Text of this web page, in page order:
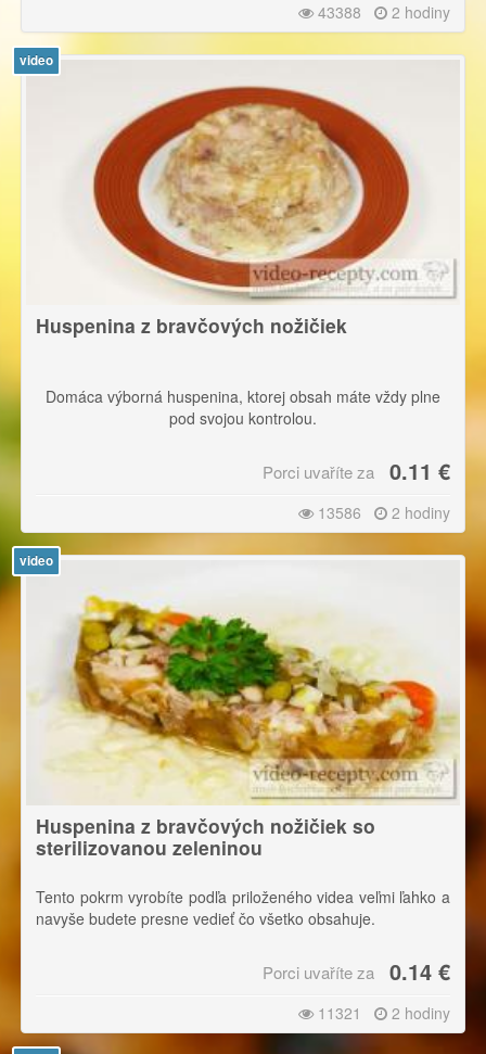
43388 2 hodiny
video
Huspenina z bravčových nožičiek
Domáca výborná huspenina, ktorej obsah máte vždy plne
pod svojou kontrolou.
Porci uvaříte za 0.11 €
13586 2 hodiny
video
Huspenina z bravčových nožičiek so
sterilizovanou zeleninou
Tento pokrm vyrobíte podľa priloženého videa veľmi ľahko a
navyše budete presne vedieť čo všetko obsahuje.
Porci uvaříte za 0.14 €
11321 2 hodiny